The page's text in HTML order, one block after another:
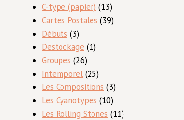
produits
C-type (papier) 1313
produits
Cartes Postales 3939
Débuts 33
produits
Destockage 11
Groupes 2626
produits
Intemporel 2525
produits
Les Compositions 33
Les Cyanotypes 1010
produits
Les Rolling Stones 1111